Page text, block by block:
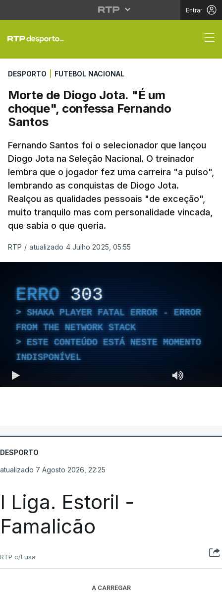
Entrar
Morte de Diogo Jota.
DESPORTO FUTEBOL NACIONAL
Morte de Diogo Jota. "É um
choque", confessa Fernando
Santos
Fernando Santos foi o selecionador que lançou
Diogo Jota na Seleção Nacional. O treinador
lembra que o jogador fez uma carreira "a pulso",
lembrando as conquistas de Diogo Jota.
Realçou as qualidades pessoais "de exceção",
muito tranquilo mas com personalidade vincada,
que sabia o que queria.
RTP / atualizado 4 Julho 2025, 05:55
ERRO 303
SHAKA PLAYER FATAL ERROR - ERROR
FROM THE NETWORK STACK
ESTE CONTEÚDO ESTÁ NESTE MOMENTO
INDISPONÍVEL
DESPORTO
atualizado 7 Agosto 2026, 22:25
I Liga. Estoril -
Famalicão
RTP c/Lusa
A CARREGAR